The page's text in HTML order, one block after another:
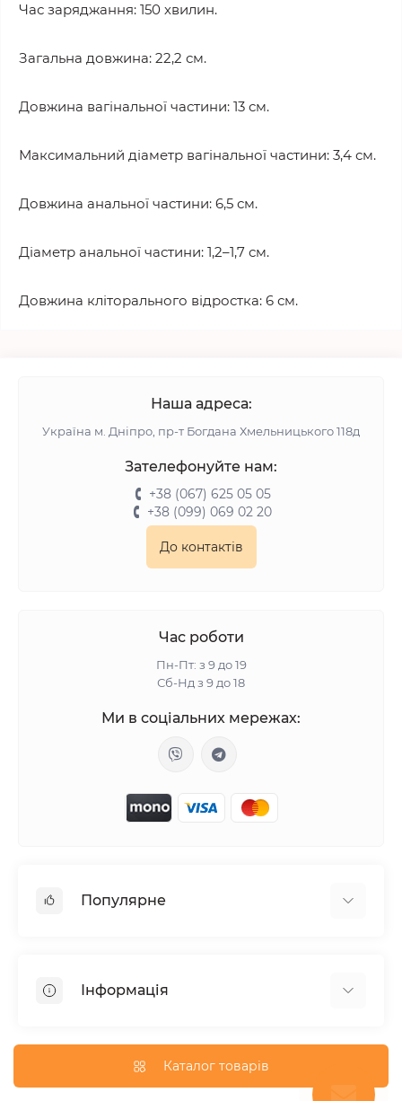
Час заряджання: 150 хвилин.
Загальна довжина: 22,2 см.
Довжина вагінальної частини: 13 см.
Максимальний діаметр вагінальної частини: 3,4 см.
Довжина анальної частини: 6,5 см.
Діаметр анальної частини: 1,2–1,7 см.
Довжина кліторального відростка: 6 см.
Наша адреса:
Українa м. Дніпро, пр-т Богдана Хмельницького 118д
Зателефонуйте нам:
+38 (067) 625 05 05
+38 (099) 069 02 20
До контактів
Час роботи
Пн-Пт: з 9 до 19
Сб-Нд з 9 до 18
Ми в соціальних мережах:
Популярне
Вакуумні вібратори
Лубрикант на водній основі
Духи з феромонами
Інформація
Публічна оферта
Карта сайту
Каталог товарів